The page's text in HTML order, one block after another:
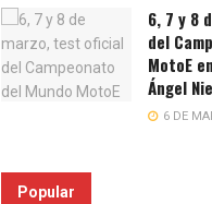
6, 7 y 8
del
MotoE
Ángel
6 DE
Popular